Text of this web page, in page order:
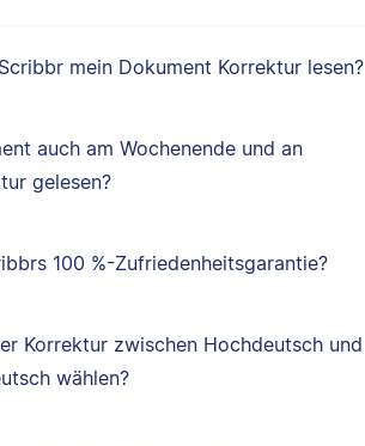
mein Dokument Korrektur lesen?
auch am Wochenende und an
gelesen?
100 %-Zufriedenheitsgarantie?
Korrektur zwischen Hochdeutsch und
wählen?